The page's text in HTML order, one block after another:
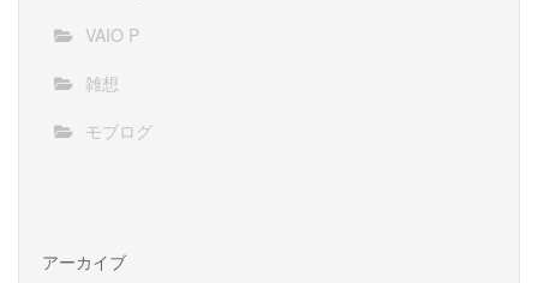
VAIO P
雑想
モブログ
アーカイブ